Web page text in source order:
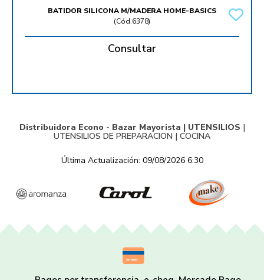
BATIDOR SILICONA M/MADERA HOME-BASICS
(Cód.6378)
Consultar
Distribuidora Econo - Bazar Mayorista | UTENSILIOS |
UTENSILIOS DE PREPARACION | COCINA
Última Actualización: 09/08/2026 6:30